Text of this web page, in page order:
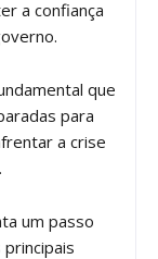
a confiança
que
para
a crise
um passo